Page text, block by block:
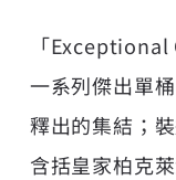
「
一系列傑出單
釋出的集結；
含括皇家柏克